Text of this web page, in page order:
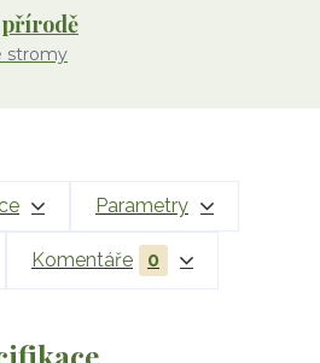
přírodě
stromy
Parametry
Komentáře 0